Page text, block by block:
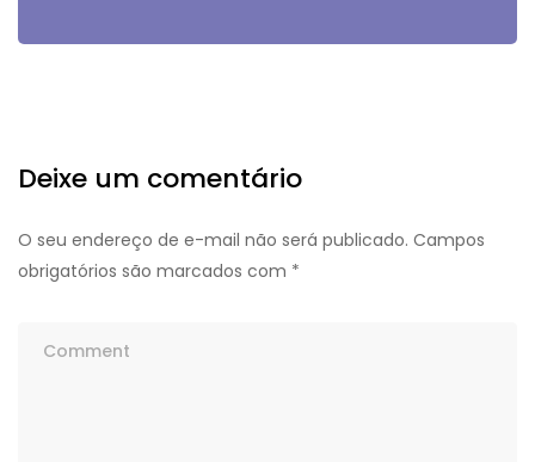
Deixe um comentário
O seu endereço de e-mail não será publicado. Campos
obrigatórios são marcados com *